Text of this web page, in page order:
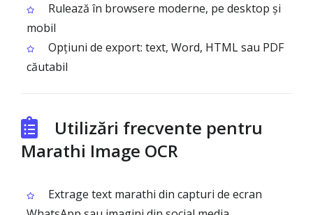
Rulează în browsere moderne, pe desktop și
mobil
Opțiuni de export: text, Word, HTML sau PDF
căutabil
Utilizări frecvente pentru
Marathi Image OCR
Extrage text marathi din capturi de ecran